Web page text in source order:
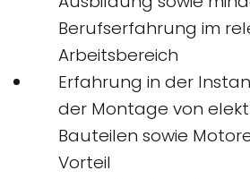
Berufserfahrung im
Arbeitsbereich
Erfahrung in der
der Montage von
Bauteilen sowie
Vorteil